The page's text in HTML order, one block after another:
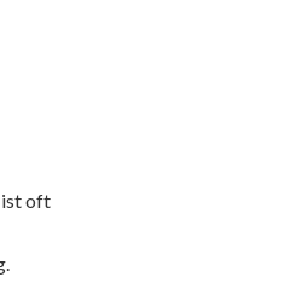
ist oft